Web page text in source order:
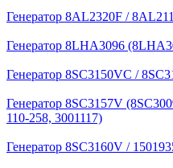
Генератор 8AL2320F /
Генератор 8LHA3096
Генератор 8SC3150VC /
Генератор 8SC3157V
110-258, 3001117)
Генератор 8SC3160V /